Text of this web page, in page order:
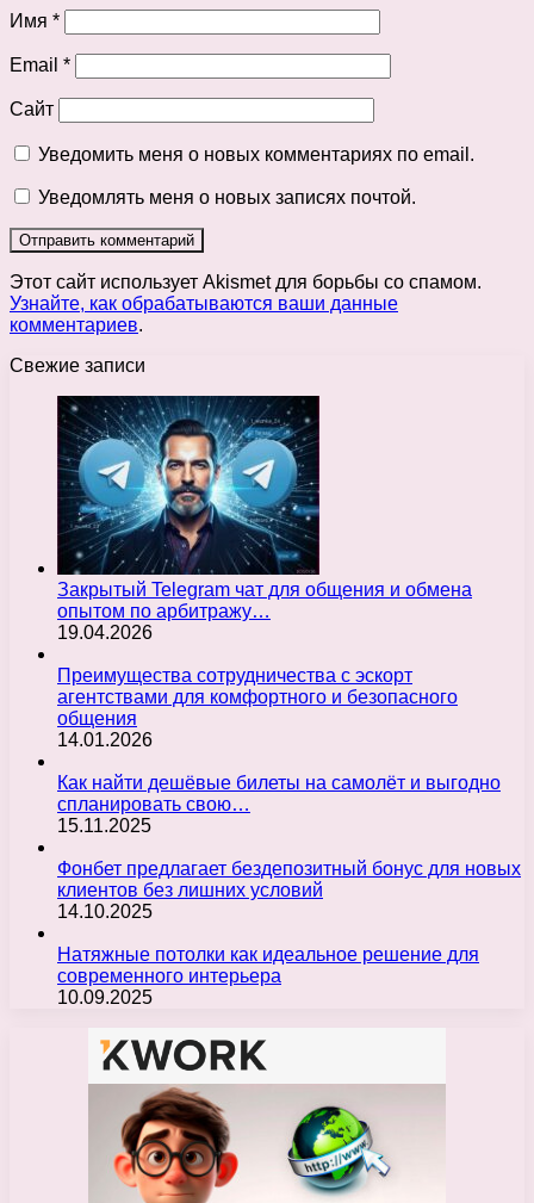
Имя *
Email *
Сайт
Уведомить меня о новых комментариях по email.
Уведомлять меня о новых записях почтой.
Этот сайт использует Akismet для борьбы со спамом.
Узнайте, как обрабатываются ваши данные
комментариев.
Свежие записи
Закрытый Telegram чат для общения и обмена
опытом по арбитражу…
19.04.2026
Преимущества сотрудничества с эскорт
агентствами для комфортного и безопасного
общения
14.01.2026
Как найти дешёвые билеты на самолёт и выгодно
спланировать свою…
15.11.2025
Фонбет предлагает бездепозитный бонус для новых
клиентов без лишних условий
14.10.2025
Натяжные потолки как идеальное решение для
современного интерьера
10.09.2025